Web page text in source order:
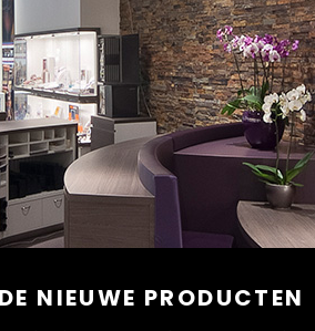
NIEUWE PRODUCTEN